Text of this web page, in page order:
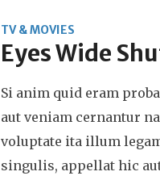
TV & MOVIES
Eyes Wide
Si anim quid eram
aut veniam cernantur
voluptate ita illum
singulis, appellat hic